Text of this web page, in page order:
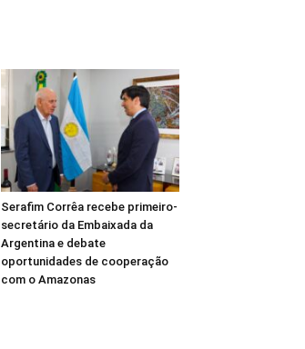
Serafim Corrêa recebe primeiro-
secretário da Embaixada da
Argentina e debate
oportunidades de cooperação
com o Amazonas